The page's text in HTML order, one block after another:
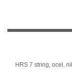
HRS 7 string, ocel,